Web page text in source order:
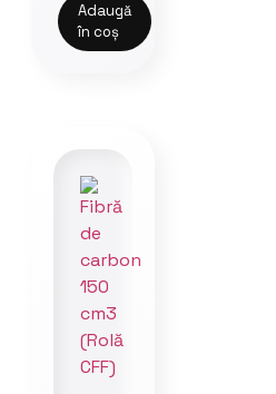
Adaugă
în coș